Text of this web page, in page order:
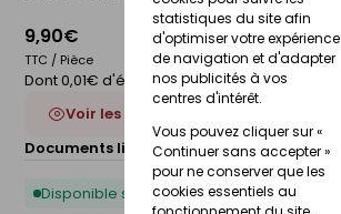
statistiques du site afin
d'optimiser votre expérience
de navigation et d'adapter
nos publicités à vos
centres d'intérêt.
Vous pouvez cliquer sur «
Continuer sans accepter »
pour ne conserver que les
cookies essentiels au
9,90€
TTC / Pièce
Dont 0,01€ d'éco-participation
Voir les 4 déclinaisons
Documents liés :
Fiche technique
Disponible sous 10 jours